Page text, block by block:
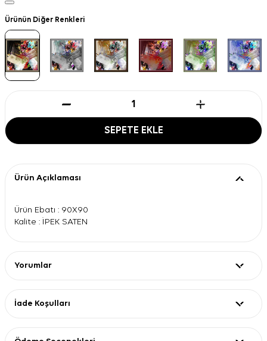
Ürünün Diğer Renkleri
SEPETE EKLE
Ürün Açıklaması
Ürün Ebatı : 90X90
Kalite : İPEK SATEN
Yorumlar
İade Koşulları